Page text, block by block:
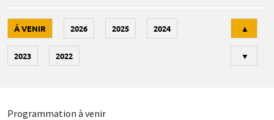
À VENIR 2026 2025 2024
2023 2022
▲
▼
Programmation à venir